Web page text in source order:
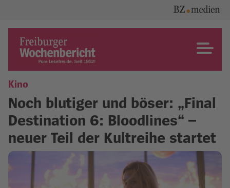
content
Freiburger Wochenbericht
Kino
Noch blutiger und böser: „Final
Destination 6: Bloodlines“ –
neuer Teil der Kultreihe startet